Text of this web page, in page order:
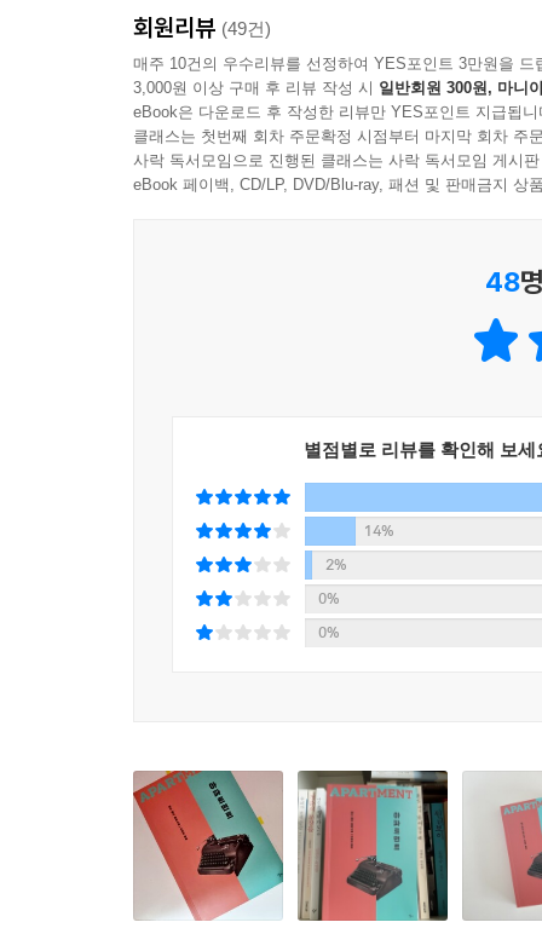
그들의 아슬아슬한 우정은 계속될 수 있을까
그러나 ‘나’의 순수한 선의와 호의에서 시작되었
사람과의 관계에서도 무의식적으로 상대와 자
전통적 의미에서의 ‘남성성’과 강하게 결부되어
문학적인 삶을 함께하는 꿈을 꾸기도 하지만, 현
끊임없이 속삭이며 좌절감을 불어넣는 육체이
속에서 빌리의 이 모든 특징들은 하나로 쉽게
하틀랜드에서 온 진실한 작가, 누구의 도움도
파국은 서서히 서막을 맞이한다.
문학을 사랑한 청춘들의 우정과 야망
그 다정한 시작과 수상한 균열과 날카로운 끝
외로움, 친밀감, 동경, 아슬아슬한 우정, 분노, 지
이야기하는 소설이면서, 자신이 길 잃은 영혼이
작가를 통해 보여주는 논쟁적인 작품이라고 할 수
1996년, 웨인이 그려내는 외로운 화자는 컬럼비
회원리뷰 (49건)
매주 10건의 우수리뷰를 선정하여 YES포인트 3만원을 드
3,000원 이상 구매 후 리뷰 작성 시 일반회원 300원, 마니
eBook은 다운로드 후 작성한 리뷰만 YES포인트 지급됩니
클래스는 첫번째 회차 주문확정 시점부터 마지막 회차 주
사락 독서모임으로 진행된 클래스는 사락 독서모임 게시
eBook 페이백, CD/LP, DVD/Blu-ray, 패션 및 판매금지 상
48
별점별로 리뷰를 확인해 보세
14%
2%
0%
0%